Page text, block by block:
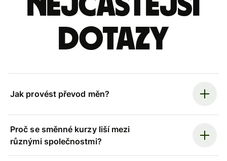
dotazy
Jak provést převod měn?
Proč se směnné kurzy liší mezi
různými společnostmi?